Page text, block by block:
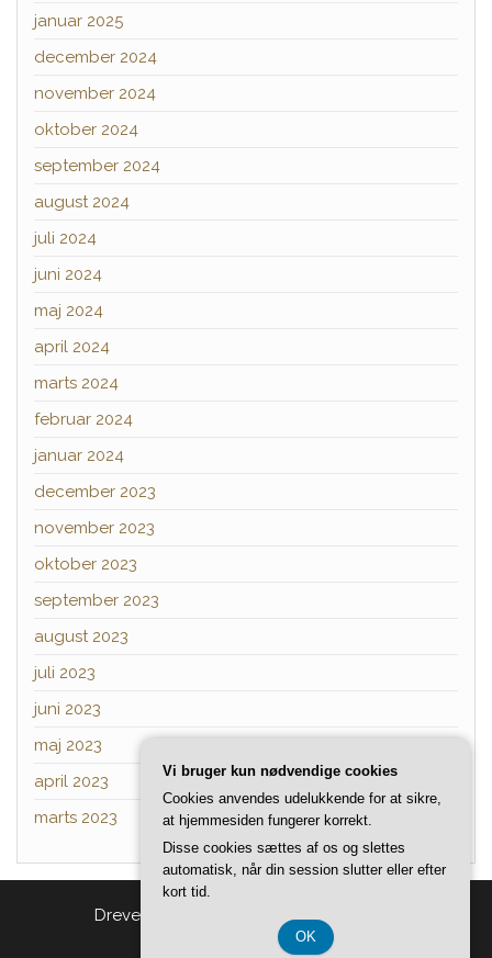
januar 2025
december 2024
november 2024
oktober 2024
september 2024
august 2024
juli 2024
juni 2024
maj 2024
april 2024
marts 2024
februar 2024
januar 2024
december 2023
november 2023
oktober 2023
september 2023
august 2023
juli 2023
juni 2023
maj 2023
april 2023
marts 2023
Drevet af Tema:Head Blog
Vi bruger kun nødvendige cookies
Cookies anvendes udelukkende for at sikre,
at hjemmesiden fungerer korrekt.
Disse cookies sættes af os og slettes
automatisk, når din session slutter eller efter
kort tid.
OK